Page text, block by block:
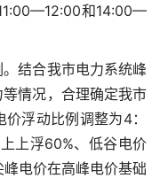
和14:00—
结合我市电力系统峰
情况，合理确定我市
浮动比例调整为4：
上浮60%、低谷电价
电价在高峰电价基础